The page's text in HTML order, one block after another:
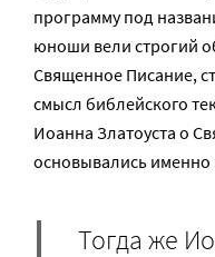
программу под
юноши вели строгий
Священное Писание,
смысл библейского
Иоанна Златоуста о
основывались
Тогда же